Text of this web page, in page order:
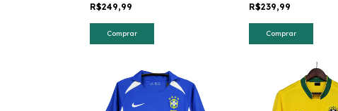
R$249,99
Comprar
R$239,99
Comprar